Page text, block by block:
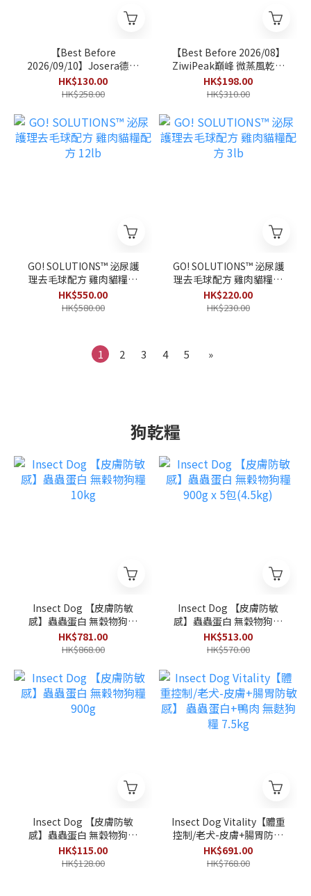
【Best Before
2026/09/10】Josera德寵
Naturelle 成貓絕育室內貓
糧 2kg
HK$130.00
HK$258.00
【Best Before 2026/08】
ZiwiPeak巔峰 微蒸風乾貓
糧 放養雞配原條鯖魚食譜
配方 800g
HK$198.00
HK$310.00
GO! SOLUTIONS™ 泌尿護
理去毛球配方 雞肉貓糧配
方 12lb
HK$550.00
HK$580.00
GO! SOLUTIONS™ 泌尿護
理去毛球配方 雞肉貓糧配
方 3lb
HK$220.00
HK$230.00
1 2 3 4 5 »
狗乾糧
Insect Dog 【皮膚防敏
感】蟲蟲蛋白 無穀物狗糧
10kg
HK$781.00
HK$868.00
Insect Dog 【皮膚防敏
感】蟲蟲蛋白 無穀物狗糧
900g x 5包(4.5kg)
HK$513.00
HK$570.00
Insect Dog 【皮膚防敏
感】蟲蟲蛋白 無穀物狗糧
900g
HK$115.00
HK$128.00
Insect Dog Vitality【體重
控制/老犬-皮膚+腸胃防敏
感】 蟲蟲蛋白+鴨肉 無麩狗
糧 7.5kg
HK$691.00
HK$768.00